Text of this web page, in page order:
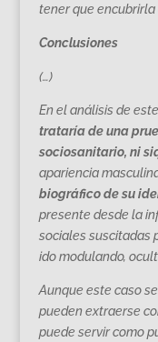
tener que encubrirla
Conclusiones
(…)
En el análisis de
trataría de una
sociosanitario, ni
apariencia
biográfico de su
presente desde la
sociales suscitadas
ido modulando,
Aunque este caso
pueden extraerse
puede servir como